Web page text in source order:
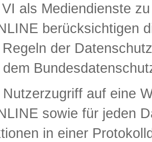
als Mediendienste
berücksichtigen
der
auf eine
sowie für jeden
in einer